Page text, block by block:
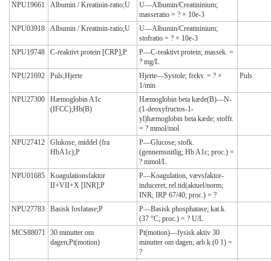
NPU19661
Albumin / Kreatinin-ratio;U
U—Albumin/Creatininium;
masseratio = ? × 10e-3
NPU03918
Albumin / Kreatinin-ratio;U
U—Albumin/Creatininium;
stofratio = ? × 10e-3
NPU19748
C-reaktivt protein [CRP];P
P—C-reaktivt protein; massek. =
? mg/L
NPU21692
Puls;Hjerte
Hjerte—Systole; frekv. = ? ×
1/min
Puls
NPU27300
Hæmoglobin A1c
(IFCC);Hb(B)
Hæmoglobin beta kæde(B)—N-
(1-deoxyfructos-1-
yl)hæmoglobin beta kæde; stoffr.
= ? mmol/mol
NPU27412
Glukose, middel (fra
HbA1c);P
P—Glucose; stofk.
(gennemsnitlig; Hb A1c; proc.) =
? mmol/L
NPU01685
Koagulationsfaktor
II+VII+X [INR];P
P—Koagulation, vævsfaktor-
induceret; rel.tid(aktuel/norm;
INR; IRP 67/40; proc.) = ?
NPU27783
Basisk fosfatase;P
P—Basisk phosphatase; kat.k.
(37 °C; proc.) = ? U/L
MCS88071
30 minutter om
dagen;Pt(motion)
Pt(motion)—fysisk aktiv 30
minutter om dagen; arb.k.(0 1) =
?